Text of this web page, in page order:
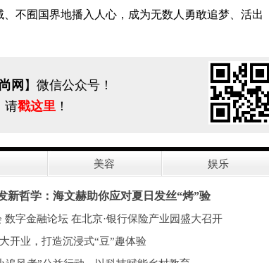
不囿国界地播入人心，成为无数人勇敢追梦、活出
网 】微信公众号！
请戳这里 ！
美容 娱乐
新哲学：海文赫助你应对夏日发丝“烤”验
数字金融论坛 在北京·银行保险产业园盛大召开
开业，打造沉浸式“豆”趣体验